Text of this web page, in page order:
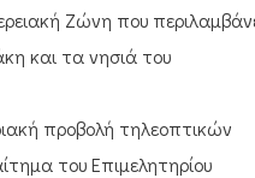
Ζώνη που
και τα νησιά του
προβολή τηλεοπτικών
του Επιμελητηρίου